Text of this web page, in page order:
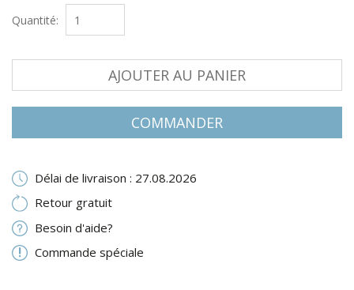
Quantité:
AJOUTER AU PANIER
COMMANDER
Délai de livraison : 27.08.2026
Retour gratuit
Besoin d'aide?
Commande spéciale